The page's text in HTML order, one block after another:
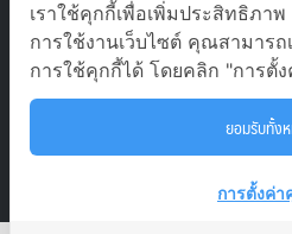
บริษัท ออล อเบ้าท์ เจอร์นีย์ จำกัด
ซอย สามัคคี 63 ตำบล บางตลาด อำเภ
02-980-0203, 081-929-9293
เราใช้คุกกี้เพื่อเพิ่มประสิทธิภา
การใช้งานเว็บไซต์ คุณสามาร
การใช้คุกกี้ได้ โดยคลิก "การตั้
ยอมรับทั้ง
การตั้งค่า